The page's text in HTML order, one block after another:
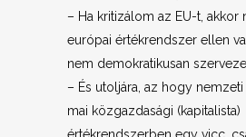
– Ha kritizálom az EU-t, akkor
európai értékrendszer ellen
nem demokratikusan
– És utoljára, az hogy nemzeti
mai közgazdasági (kapitalista)